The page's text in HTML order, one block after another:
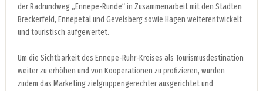
der Radrundweg „Ennepe-Runde“ in Zusammenarbeit mit den Städten
Breckerfeld, Ennepetal und Gevelsberg sowie Hagen weiterentwickelt
und touristisch aufgewertet.
Um die Sichtbarkeit des Ennepe-Ruhr-Kreises als Tourismusdestination
weiter zu erhöhen und von Kooperationen zu profizieren, wurden
zudem das Marketing zielgruppengerechter ausgerichtet und